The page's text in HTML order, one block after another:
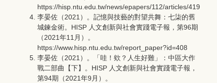
https://hisp.ntu.edu.tw/news/epapers/112/articles/419
李晏佐（2021）。記憶與技藝的對望共舞：七柒的舊
城鍊金術。HISP 人文創新與社會實踐電子報，第96期
（2021年11月）。
https://www.hisp.ntu.edu.tw/report_paper?id=408
李晏佐（2021）。「哇！欸？人生好難」：中區大作
戰二部曲【下】。HISP 人文創新與社會實踐電子報，
第94期（2021年9月）。